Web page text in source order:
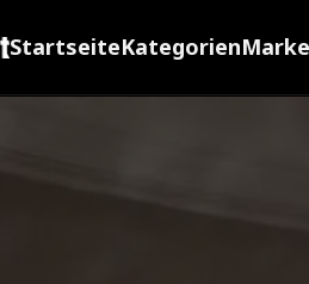
StartseiteKategorienMarke